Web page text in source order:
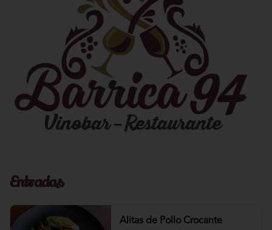
Entradas
Alitas de Pollo Crocante